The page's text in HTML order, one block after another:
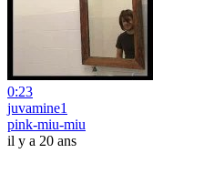
0:23
juvamine1
pink-miu-miu
il y a 20 ans